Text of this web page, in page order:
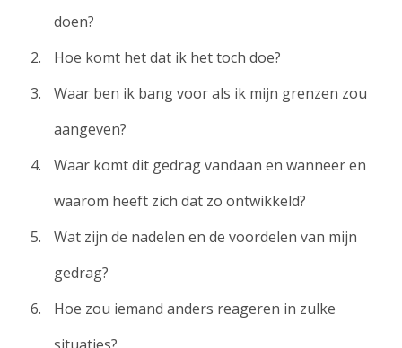
doen?
Hoe komt het dat ik het toch doe?
Waar ben ik bang voor als ik mijn grenzen zou
aangeven?
Waar komt dit gedrag vandaan en wanneer en
waarom heeft zich dat zo ontwikkeld?
Wat zijn de nadelen en de voordelen van mijn
gedrag?
Hoe zou iemand anders reageren in zulke